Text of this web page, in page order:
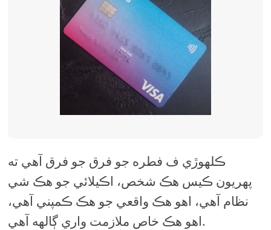
ڪلهوڙي ف فطره جو فرق جو فرق آهي ته
پهريون ڪيس هڪ شخص، اڪيلائي جو هڪ شي
نظام آهي، اهو هڪ واقعي جو هڪ ڪمپني آهي،
اهو هڪ خاص ملازمت واري ڳالهه آهي.